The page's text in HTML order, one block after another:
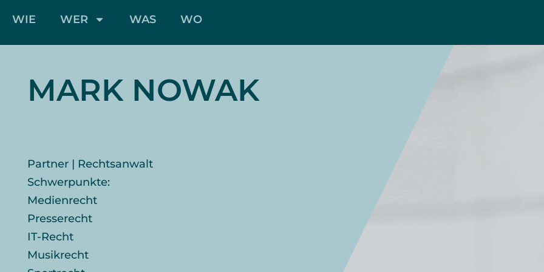
WIE WER WAS WO
MARK NOWAK
Partner | Rechtsanwalt
Schwerpunkte:
Medienrecht
Presserecht
IT-Recht
Musikrecht